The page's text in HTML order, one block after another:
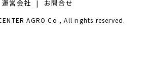
運営会社 お問合せ
AGRO Co., All rights reserved.